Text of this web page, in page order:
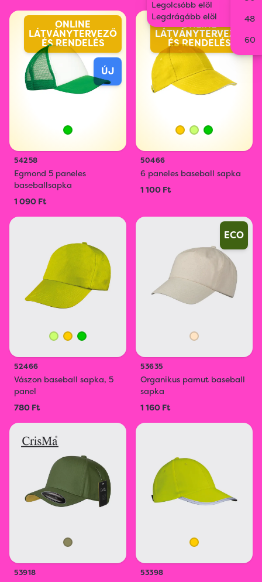
Legolcsóbb elöl
Legdrágább elöl
48
60
ONLINE
LÁTVÁNYTERVEZŐ
ÉS RENDELÉS
ÚJ
54258
Egmond 5 paneles
baseballsapka
1 090 Ft
ONLINE
LÁTVÁNYTERVEZŐ
ÉS RENDELÉS
50466
6 paneles baseball sapka
1 100 Ft
52466
Vászon baseball sapka, 5
panel
780 Ft
ECO
53635
Organikus pamut baseball
sapka
1 160 Ft
53918 53398